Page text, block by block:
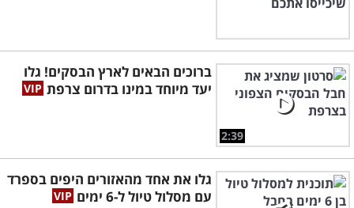
2:39
ברוכים הבאים לארץ הבסקים! גלו
יעד מיוחד במינו בדרום צרפת
גלו את אחד מהאזורים היפים בספרד
עם מסלול טיול ל-6 ימים